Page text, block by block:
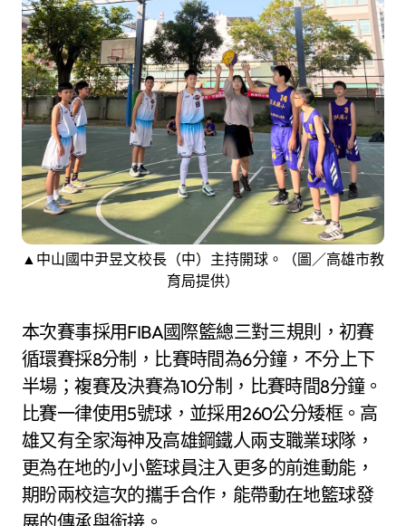
▲中山國中尹昱文校長（中）主持開球。（圖／高雄市教
育局提供）
本次賽事採用FIBA國際籃總三對三規則，初賽
循環賽採8分制，比賽時間為6分鐘，不分上下
半場；複賽及決賽為10分制，比賽時間8分鐘。
比賽一律使用5號球，並採用260公分矮框。高
雄又有全家海神及高雄鋼鐵人兩支職業球隊，
更為在地的小小籃球員注入更多的前進動能，
期盼兩校這次的攜手合作，能帶動在地籃球發